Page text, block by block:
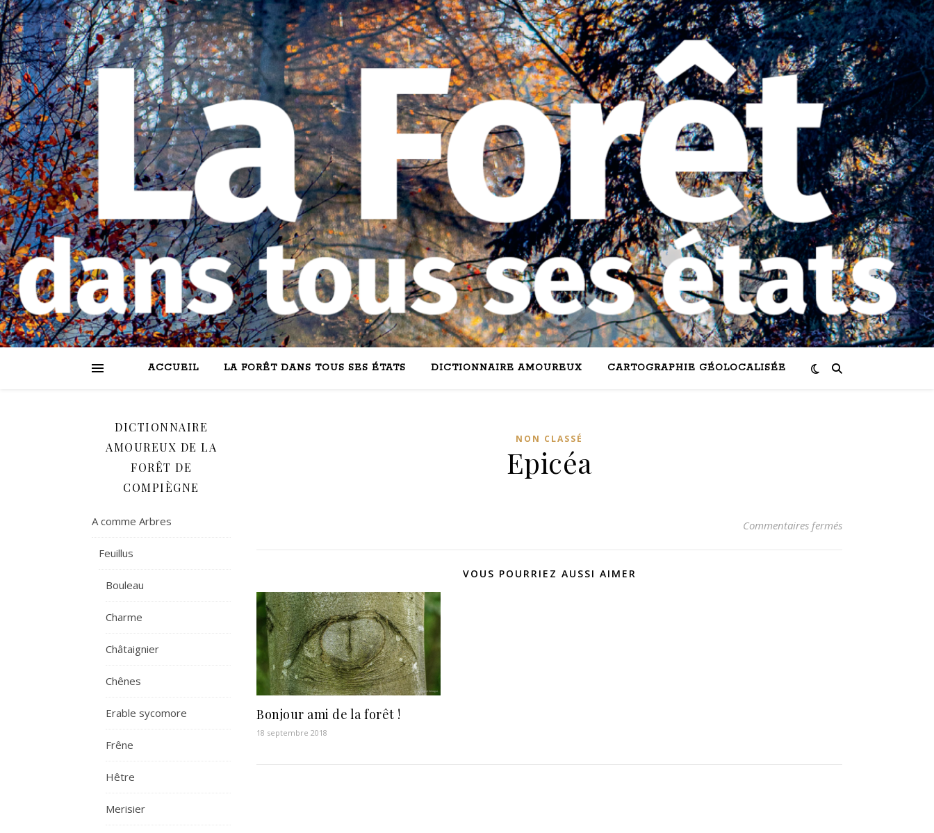
ACCUEIL LA FORÊT DANS TOUS SES ÉTATS DICTIONNAIRE AMOUREUX CARTOGRAPHIE GÉOLOCALISÉE
DICTIONNAIRE
AMOUREUX DE LA
FORÊT DE
COMPIÈGNE
A comme Arbres
Feuillus
Bouleau
Charme
Châtaignier
Chênes
Erable sycomore
Frêne
Hêtre
Merisier
NON CLASSÉ
Epicéa
Commentaires ferméssur Epicéa
VOUS POURRIEZ AUSSI AIMER
Bonjour ami de la forêt !
18 septembre 2018